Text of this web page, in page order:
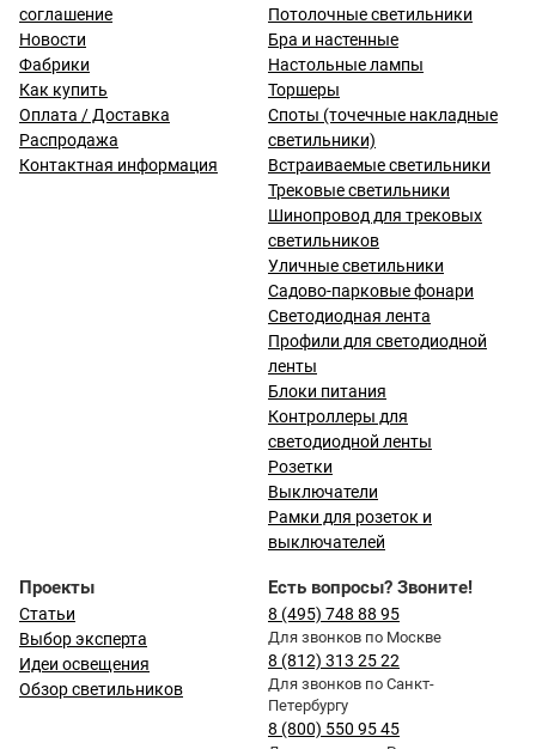
соглашение
Новости
Фабрики
Как купить
Оплата / Доставка
Распродажа
Контактная информация
Потолочные светильники
Бра и настенные
Настольные лампы
Торшеры
Споты (точечные накладные
светильники)
Встраиваемые светильники
Трековые светильники
Шинопровод для трековых
светильников
Уличные светильники
Садово-парковые фонари
Светодиодная лента
Профили для светодиодной
ленты
Блоки питания
Контроллеры для
светодиодной ленты
Розетки
Выключатели
Рамки для розеток и
выключателей
Проекты
Статьи
Выбор эксперта
Идеи освещения
Обзор светильников
Есть вопросы? Звоните!
8 (495) 748 88 95
Для звонков по Москве
8 (812) 313 25 22
Для звонков по Санкт-
Петербургу
8 (800) 550 95 45